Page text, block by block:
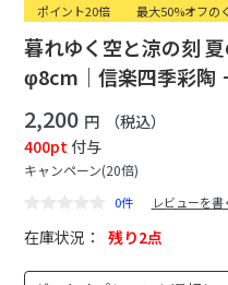
ポイント20倍 最大50%オフの
暮れゆく空と涼の刻
φ8cm｜信楽四季彩陶
2,200 円
（税込）
400pt 付与
キャンペーン(20倍)
0件 レビューを書
在庫状況： 残り2点